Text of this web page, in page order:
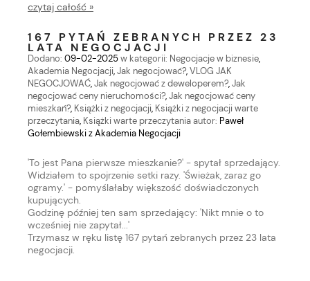
czytaj całość »
167 PYTAŃ ZEBRANYCH PRZEZ 23
LATA NEGOCJACJI
Dodano: 09-02-2025w kategorii: Negocjacje w biznesie,
Akademia Negocjacji,Jak negocjować?,VLOG JAK
NEGOCJOWAĆ,Jak negocjować z deweloperem?,Jak
negocjować ceny nieruchomości?,Jak negocjować ceny
mieszkań?, Książki z negocjacji, Książki z negocjacji warte
przeczytania, Książki warte przeczytaniaautor: Paweł
Gołembiewski z Akademia Negocjacji
'To jest Pana pierwsze mieszkanie?' - spytał sprzedający.
Widziałem to spojrzenie setki razy. 'Świeżak, zaraz go
ogramy.' - pomyślałaby większość doświadczonych
kupujących.
Godzinę później ten sam sprzedający: 'Nikt mnie o to
wcześniej nie zapytał...'
Trzymasz w ręku listę 167 pytań zebranych przez 23 lata
negocjacji.